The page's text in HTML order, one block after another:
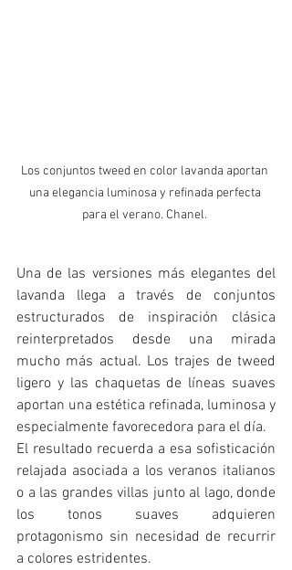
Los conjuntos tweed en color lavanda aportan
una elegancia luminosa y refinada perfecta
para el verano. Chanel.
Una de las versiones más elegantes del
lavanda llega a través de conjuntos
estructurados de inspiración clásica
reinterpretados desde una mirada
mucho más actual. Los trajes de tweed
ligero y las chaquetas de líneas suaves
aportan una estética refinada, luminosa y
especialmente favorecedora para el día.
El resultado recuerda a esa sofisticación
relajada asociada a los veranos italianos
o a las grandes villas junto al lago, donde
los tonos suaves adquieren
protagonismo sin necesidad de recurrir
a colores estridentes.